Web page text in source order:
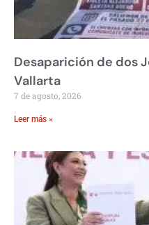
Desaparición de dos
Vallarta
7 de agosto, 2026
Leer más »